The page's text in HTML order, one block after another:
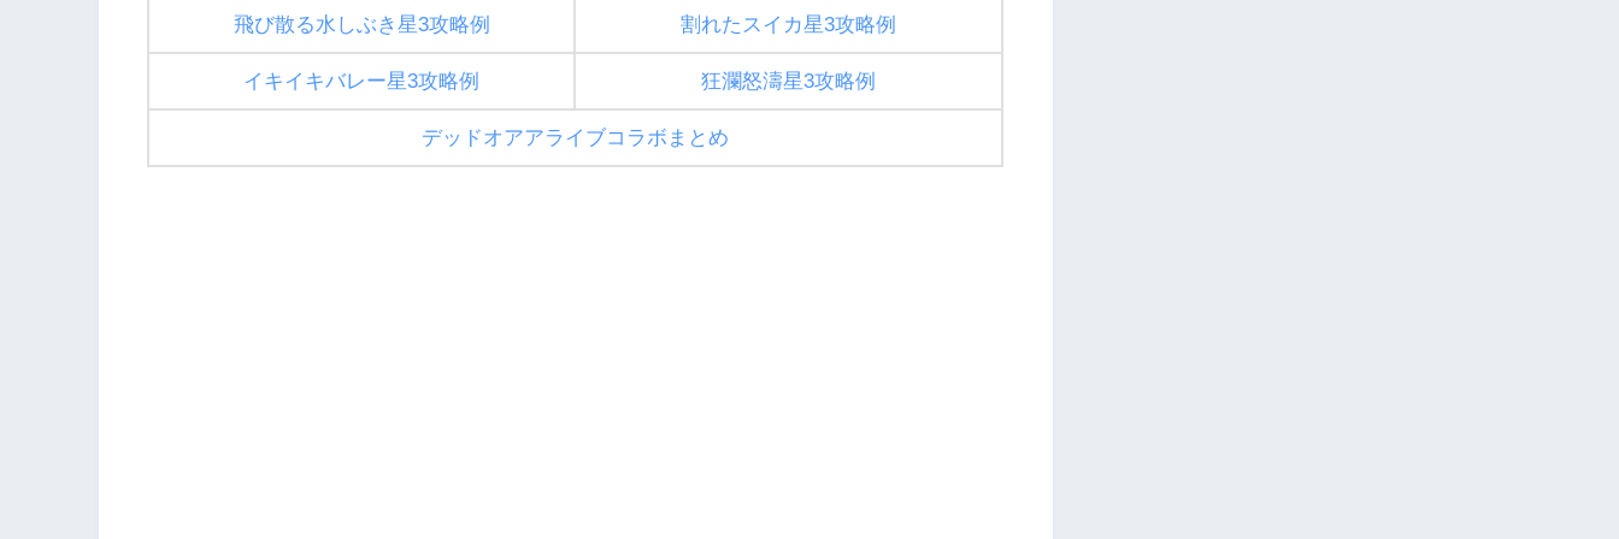
飛び散る水しぶき星3攻略例 割れたスイカ星3攻略例
イキイキバレー星3攻略例 狂瀾怒濤星3攻略例
デッドオアアライブコラボまとめ